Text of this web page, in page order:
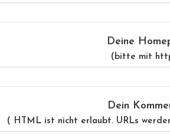
Deine
(bitte mit
Dein
( HTML ist nicht erlaubt. URLs